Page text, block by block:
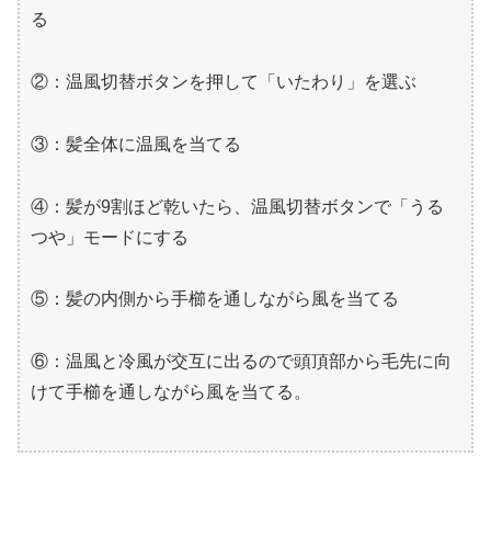
る
②：温風切替ボタンを押して「いたわり」を選ぶ
③：髪全体に温風を当てる
④：髪が9割ほど乾いたら、温風切替ボタンで「うる
つや」モードにする
⑤：髪の内側から手櫛を通しながら風を当てる
⑥：温風と冷風が交互に出るので頭頂部から毛先に向
けて手櫛を通しながら風を当てる。